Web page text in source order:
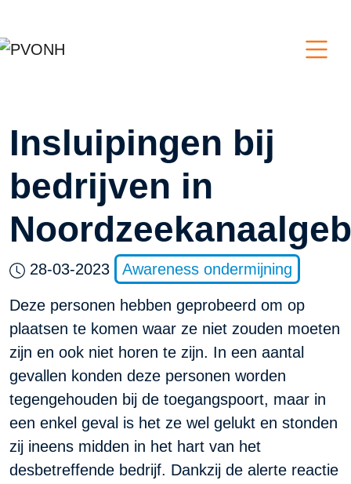
Insluipingen bij
bedrijven in
28-03-2023 Awareness ondermijning
Deze personen hebben geprobeerd om op
plaatsen te komen waar ze niet zouden moeten
zijn en ook niet horen te zijn. In een aantal
gevallen konden deze personen worden
tegengehouden bij de toegangspoort, maar in
een enkel geval is het ze wel gelukt en stonden
zij ineens midden in het hart van het
desbetreffende bedrijf. Dankzij de alerte reactie